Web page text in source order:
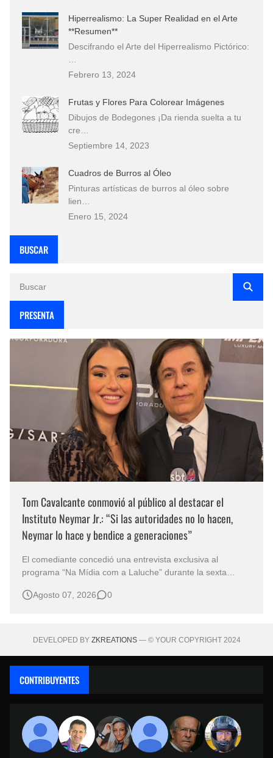
Hiperrealismo: La Super Realidad en el Arte
**Resumen**
Descifrando el Arte del Hiperrealismo Pictórico:
Febrero 13, 2024
Frutas y Flores Para Colorear Imágenes
Dibujos de Bodegones ¡Da rienda suelta a tu
cre…
Septiembre 14, 2023
Cuadros de Burros al Óleo
Pinturas artísticas de burros al óleo sobre
lien…
Enero 15, 2024
BUSCAR
PRESENTA
Tom Cavalcante conmovió al público al destacar el
Instituto Neymar Jr.: “Si las autoridades no lo hacen,
Neymar lo hace y bendice a generaciones”
El comediante concedió una entrevista exclusiva al
programa “Na Mídia com a Laluche” durante la sexta
eventos benéficos más importantes de Brasil. En medio del
Agosto 07, 2026 0
DEVELOPED BY ZKREATIONS— © YOUR COPYRIGHT 2024
CONTRIBUYENTES